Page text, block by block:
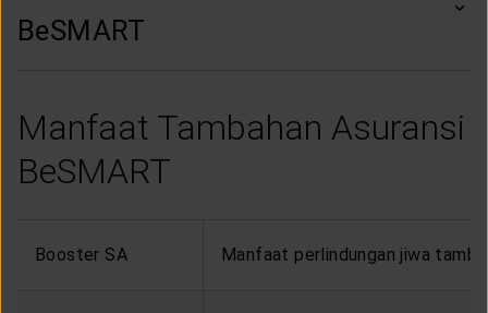
BeSMART
Manfaat Tambahan Asuransi
BeSMART
Booster SA Manfaat perlindungan jiwa